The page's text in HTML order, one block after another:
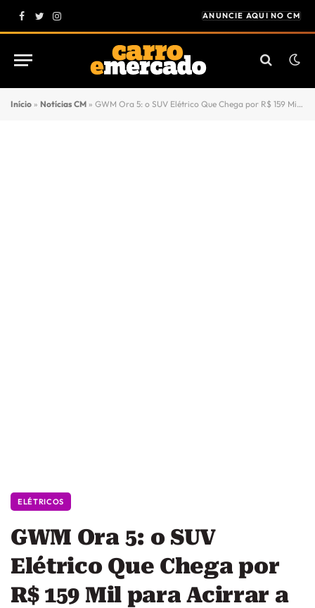
Facebook
Twitter
Instagram
ANUNCIE AQUI NO CM
Início » Notícias CM » GWM Ora 5: o SUV Elétrico Que Chega por R$ 159 Mil para Acirrar a Guerra de Preços no Segmento
ELÉTRICOS
GWM Ora 5: o SUV
Elétrico Que Chega por
R$ 159 Mil para Acirrar a